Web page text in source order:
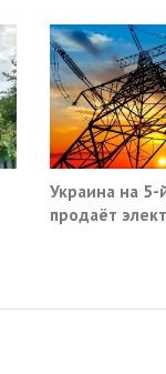
Украина на
продаёт